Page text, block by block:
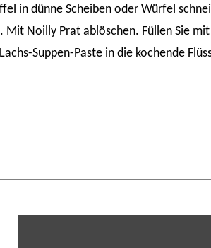
in dünne Scheiben oder Würfel
Noilly Prat ablöschen. Füllen Sie
Suppen-Paste in die kochende